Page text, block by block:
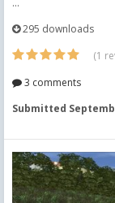
...
295 downloads
(1
3 comments
Submitted